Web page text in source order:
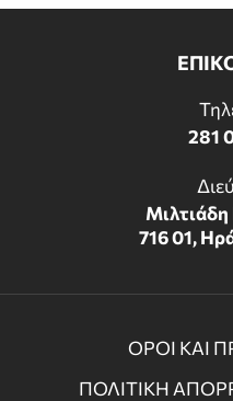
281
716 01,
ΟΡΟΙ ΚΑΙ
ΠΟΛΙΤΙΚΗ